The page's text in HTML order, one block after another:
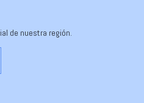
de nuestra región.